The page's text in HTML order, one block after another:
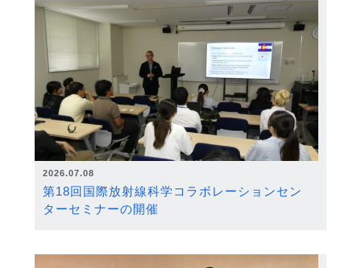
2026.07.08
第18回国際放射線科学コラボレーションセン
ターセミナーの開催